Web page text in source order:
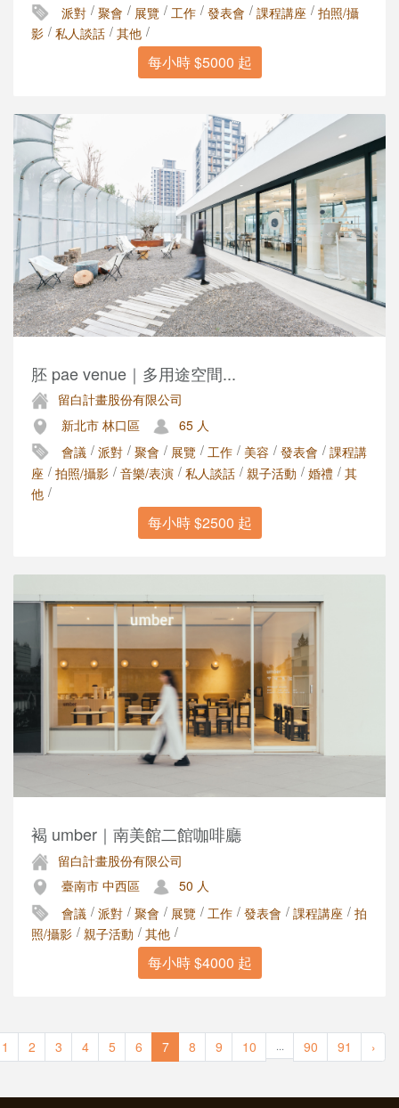
派對 / 聚會 / 展覽 / 工作 / 發表會 / 課程講座 / 拍照/攝
影 / 私人談話 / 其他 /
每小時 $5000 起
胚 pae venue｜多用途空間...
留白計畫股份有限公司
新北市 林口區
65 人
會議 / 派對 / 聚會 / 展覽 / 工作 / 美容 / 發表會 / 課程講
座 / 拍照/攝影 / 音樂/表演 / 私人談話 / 親子活動 / 婚禮 / 其
他 /
每小時 $2500 起
褐 umber｜南美館二館咖啡廳
留白計畫股份有限公司
臺南市 中西區
50 人
會議 / 派對 / 聚會 / 展覽 / 工作 / 發表會 / 課程講座 / 拍
照/攝影 / 親子活動 / 其他 /
每小時 $4000 起
1 2 3 4 5 6 7 8 9 10 ... 90 91 ›